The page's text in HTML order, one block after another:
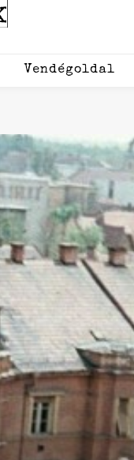
Vendégoldal